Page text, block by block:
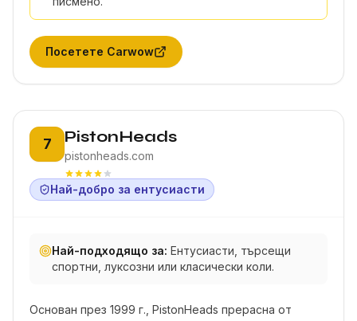
Посетете Carwow
7 Позиция 7:
PistonHeads
pistonheads.com
Най-добро за ентусиасти
Най-подходящо за: Ентусиасти, търсещи
спортни, луксозни или класически коли.
Основан през 1999 г., PistonHeads прерасна от